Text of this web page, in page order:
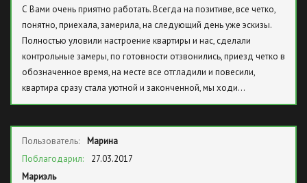
С Вами очень приятно работать. Всегда на позитиве, все четко,
понятно, приехала, замерила, на следующий день уже эскизы.
Полностью уловили настроение квартиры и нас, сделали
контрольные замеры, по готовности отзвонились, приезд четко в
обозначенное время, на месте все отгладили и повесили,
квартира сразу стала уютной и законченной, мы ходи…
Пользователь:
Марина
Поблагодарил:
27.03.2017
Мариэль